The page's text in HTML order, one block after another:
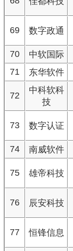
69 数字政通
70 中软国际
71
东华软件
72
中科软科
技
73 数字认证
74 南威软件
75 雄帝科技
76 辰安科技
77 恒锋信息